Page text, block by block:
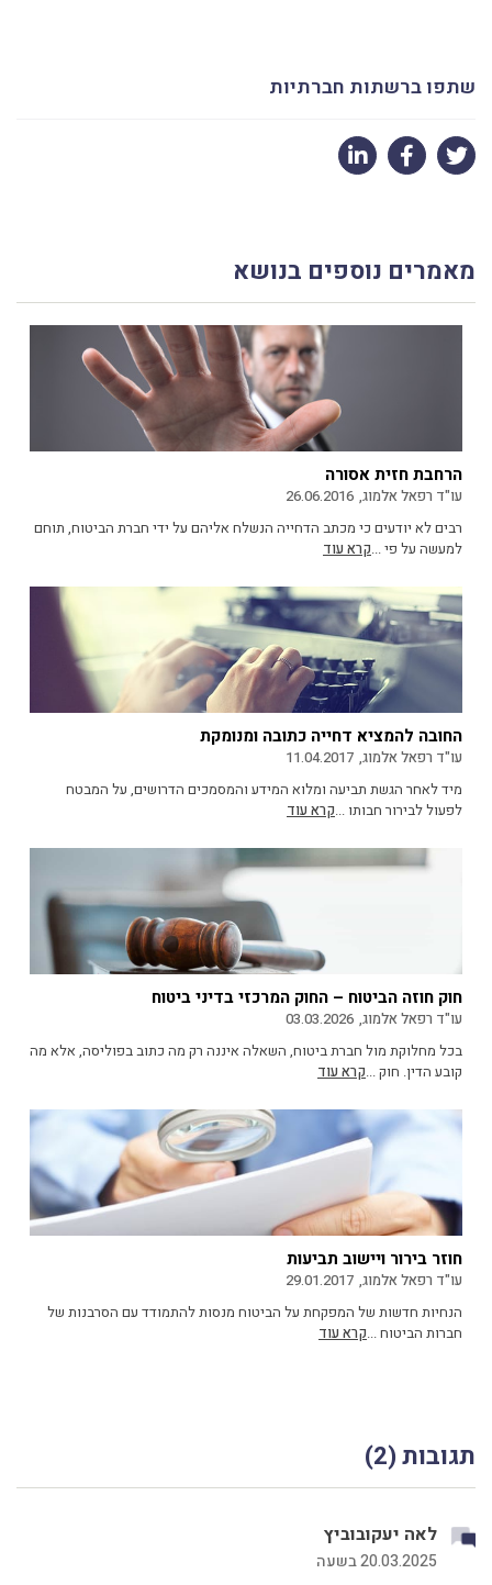
שתפו ברשתות חברתיות
מאמרים נוספים בנושא
הרחבת חזית אסורה
עו"ד רפאל אלמוג, 26.06.2016
רבים לא יודעים כי מכתב הדחייה הנשלח אליהם על ידי חברת הביטוח, תוחם
למעשה על פי ...קרא עוד
החובה להמציא דחייה כתובה ומנומקת
עו"ד רפאל אלמוג, 11.04.2017
מיד לאחר הגשת תביעה ומלוא המידע והמסמכים הדרושים, על המבטח
לפעול לבירור חבותו ...קרא עוד
חוק חוזה הביטוח – החוק המרכזי בדיני ביטוח
עו"ד רפאל אלמוג, 03.03.2026
בכל מחלוקת מול חברת ביטוח, השאלה איננה רק מה כתוב בפוליסה, אלא מה
קובע הדין. חוק ...קרא עוד
חוזר בירור ויישוב תביעות
עו"ד רפאל אלמוג, 29.01.2017
הנחיות חדשות של המפקחת על הביטוח מנסות להתמודד עם הסרבנות של
חברות הביטוח ...קרא עוד
תגובות (2)
לאה יעקובוביץ
20.03.2025 בשעה